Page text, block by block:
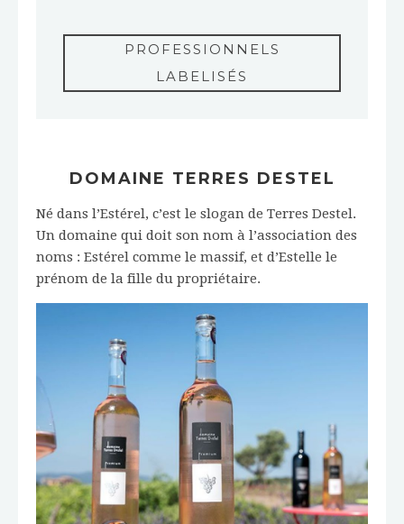
PROFESSIONNELS
LABELISÉS
DOMAINE TERRES DESTEL
Né dans l’Estérel, c’est le slogan de Terres Destel.
Un domaine qui doit son nom à l’association des
noms : Estérel comme le massif, et d’Estelle le
prénom de la fille du propriétaire.